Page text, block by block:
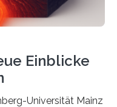
Einblicke
Universität Mainz